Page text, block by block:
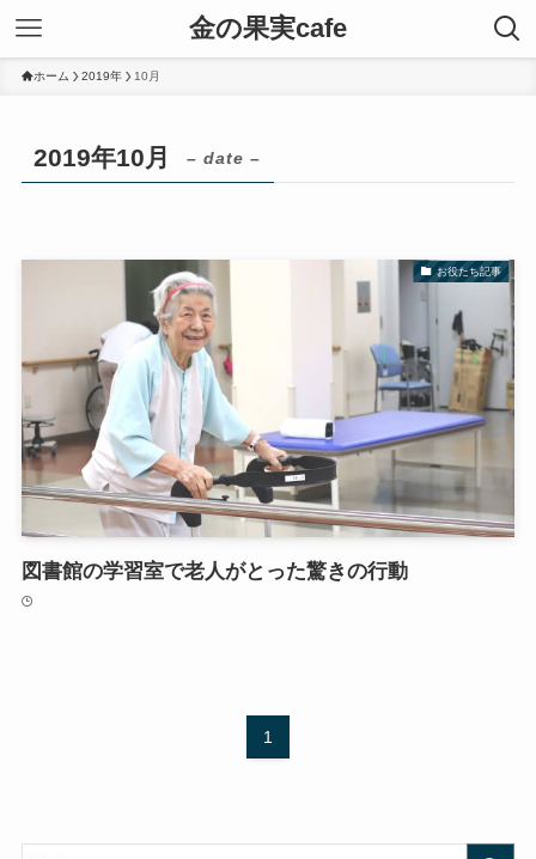
金の果実cafe
ホーム 2019年 10月
2019年10月 – date –
お役たち記事
図書館の学習室で老人がとった驚きの行動
1